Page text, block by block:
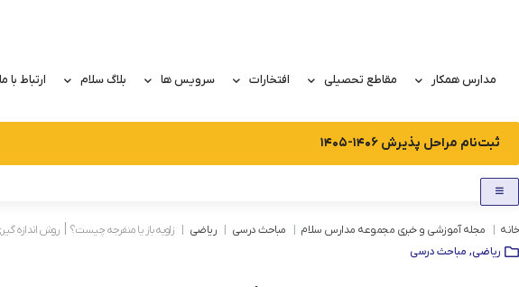
مدارس همکار مقاطع تحصیلی افتخارات سرویس ها بلاگ سلام ارتباط با ما
ثبت‌نام مراحل پذیرش ۱۴۰۶-۱۴۰۵
خانه مجله آموزشی و خبری مجموعه مدارس سلام مباحث درسی ریاضی
زاویه باز یا منفرجه چیست؟ ׀ روش اندازه
ریاضی, مباحث درسی